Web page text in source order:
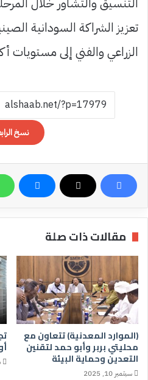
تعزيز الشراكة السودانية
الزراعي والفني إلى مستويات
نسخ
مقالات ذات صلة
(الموارد المعدنية) تتعاون مع
محليتي بربر وأبو حمد لتقنين
التعدين وحماية البيئة
سبتمبر 10, 2025